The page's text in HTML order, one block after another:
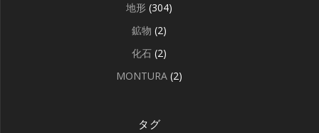
地形 (304)
鉱物 (2)
化石 (2)
MONTURA (2)
タグ